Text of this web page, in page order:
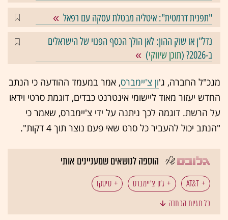
"תפנית דרמטית": איטליה מבטלת עסקה עם רפאל
נדל"ן או שוק ההון: לאן הולך הכסף הפנוי של הישראלים
ב-2026? (
תוכן שיווקי)
מנכ"ל החברה, ג'ון צ'יימברס, אמר במעמד ההודעה כי הנתב
החדש יעזור מאוד ליישומי אינטרנט כבדים, דוגמת סרטי וידאו
על הרשת. דוגמה לכך ניתנה על ידי צ'יימברס, שאמר כי
"הנתב יכול להעביר כל סרט שאי פעם נוצר תוך 4 דקות".
הוספה לנושאים שמעניינים אותי
AT&T ג'ון צ'יימברס
סיסקו
כל תגיות הכתבה